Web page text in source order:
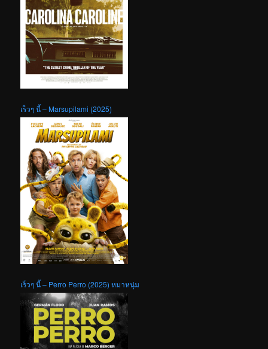
เร็วๆ นี้ – Marsupilami (2025)
เร็วๆ นี้ – Perro Perro (2025) หมาหนุ่ม